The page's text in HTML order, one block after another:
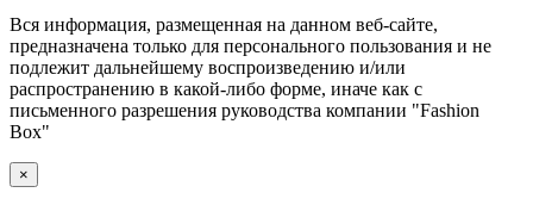
Вся информация, размещенная на данном веб-сайте,
предназначена только для персонального пользования и не
подлежит дальнейшему воспроизведению и/или
распространению в какой-либо форме, иначе как с
письменного разрешения руководства компании "Fashion
Box"
×